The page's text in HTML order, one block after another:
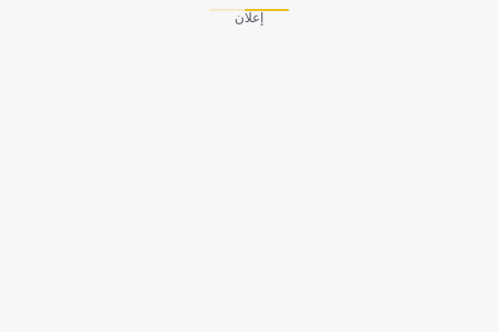
إعلان